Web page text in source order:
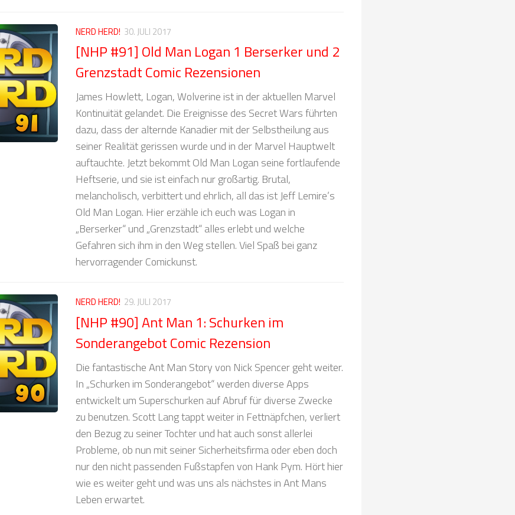
NERD HERD! 30. JULI 2017
[NHP #91] Old Man Logan 1 Berserker und 2
Grenzstadt Comic Rezensionen
James Howlett, Logan, Wolverine ist in der aktuellen Marvel
Kontinuität gelandet. Die Ereignisse des Secret Wars führten
dazu, dass der alternde Kanadier mit der Selbstheilung aus
seiner Realität gerissen wurde und in der Marvel Hauptwelt
auftauchte. Jetzt bekommt Old Man Logan seine fortlaufende
Heftserie, und sie ist einfach nur großartig. Brutal,
melancholisch, verbittert und ehrlich, all das ist Jeff Lemire’s
Old Man Logan. Hier erzähle ich euch was Logan in
„Berserker“ und „Grenzstadt“ alles erlebt und welche
Gefahren sich ihm in den Weg stellen. Viel Spaß bei ganz
hervorragender Comickunst.
NERD HERD! 29. JULI 2017
[NHP #90] Ant Man 1: Schurken im
Sonderangebot Comic Rezension
Die fantastische Ant Man Story von Nick Spencer geht weiter.
In „Schurken im Sonderangebot“ werden diverse Apps
entwickelt um Superschurken auf Abruf für diverse Zwecke
zu benutzen. Scott Lang tappt weiter in Fettnäpfchen, verliert
den Bezug zu seiner Tochter und hat auch sonst allerlei
Probleme, ob nun mit seiner Sicherheitsfirma oder eben doch
nur den nicht passenden Fußstapfen von Hank Pym. Hört hier
wie es weiter geht und was uns als nächstes in Ant Mans
Leben erwartet.